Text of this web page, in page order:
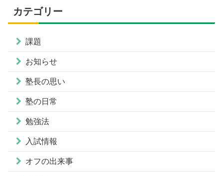
カテゴリー
課題
お知らせ
塾長の思い
塾の日常
勉強法
入試情報
オフの出来事